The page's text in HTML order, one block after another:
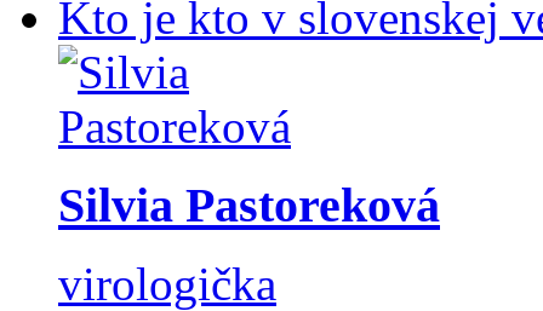
Kto je kto v slovenskej
Silvia Pastoreková
virologička